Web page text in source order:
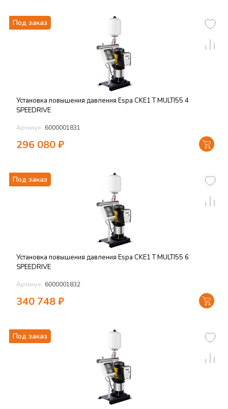
Под заказ
Установка повышения давления Espa CKE1 T MULTI55 4
SPEEDRIVE
Артикул: 6000001831
296 080₽
Под заказ
Установка повышения давления Espa CKE1 T MULTI55 6
SPEEDRIVE
Артикул: 6000001832
340 748₽
Под заказ